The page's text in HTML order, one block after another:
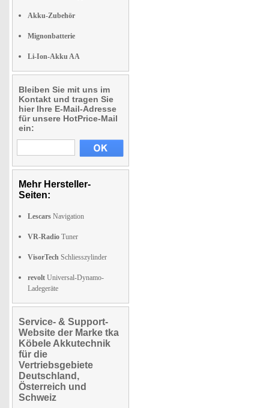
Akku-Zubehör
Mignonbatterie
Li-Ion-Akku AA
Bleiben Sie mit uns im
Kontakt und tragen Sie
hier Ihre E-Mail-Adresse
für unsere HotPrice-Mail
ein:
Mehr Hersteller-
Seiten:
Lescars Navigation
VR-Radio Tuner
VisorTech Schliesszylinder
revolt Universal-Dynamo-
Ladegeräte
Service- & Support-
Website der Marke tka
Köbele Akkutechnik
für die
Vertriebsgebiete
Deutschland,
Österreich und
Schweiz